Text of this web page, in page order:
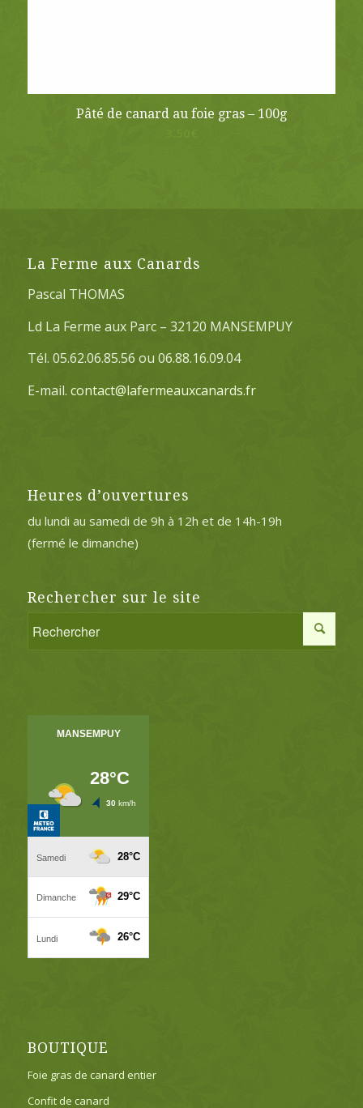
Pâté de canard au foie gras – 100g
La Ferme aux Canards
Pascal THOMAS
Ld La Ferme aux Parc – 32120 MANSEMPUY
Tél. 05.62.06.85.56 ou 06.88.16.09.04
E-mail. contact@lafermeauxcanards.fr
Heures d’ouvertures
du lundi au samedi de 9h à 12h et de 14h-19h
(fermé le dimanche)
Rechercher sur le site
BOUTIQUE
Foie gras de canard entier
Confit de canard